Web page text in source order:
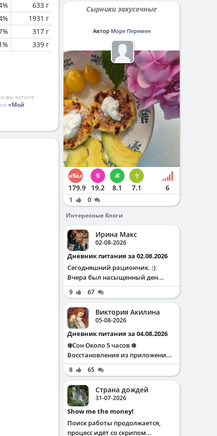
633 г
1931 г
317 г
339 г
вы хотите
«Мой
Сырники закусочные
Автор Море Перемен
179.9 19.2 8.1 7.1 6
1
0
Интересные блоги
Ирина Макс
02-08-2026
Дневник питания за 02.08.2026
Сегодняшний рациончик. :)
Вчера был насыщенный ден...
9 67
Виктория Акилина
05-08-2026
Дневник питания за 04.08.2026
❄️Сон Около 5 часов ❄️
Восстановление из приложени...
8 65
Страна дождей
31-07-2026
Show me the money!
Поиск работы продолжается,
процесс идёт со скрипом...